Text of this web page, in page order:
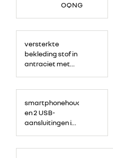
OQNG
versterkte
bekleding stof in
antraciet met
op de randen
smartphonehouder
en 2 USB-
aansluitingen in